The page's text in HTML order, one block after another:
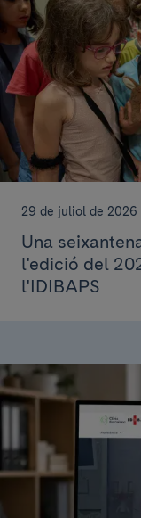
29 de juliol de 2026
Una
l'edició del
l'IDIBAPS